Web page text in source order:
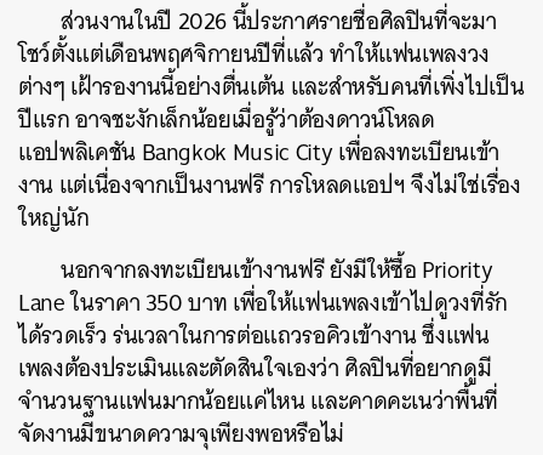
ส่วนงานในปี 2026 นี้ประกาศรายชื่อศิลปินที่จะมา
โชว์ตั้งแต่เดือนพฤศจิกายนปีที่แล้ว ทำให้แฟนเพลงวง
ต่างๆ เฝ้ารองานนี้อย่างตื่นเต้น และสำหรับคนที่เพิ่งไปเป็น
ปีแรก อาจชะงักเล็กน้อยเมื่อรู้ว่าต้องดาวน์โหลด
แอปพลิเคชันBangkok Music City เพื่อลงทะเบียนเข้า
งาน แต่เนื่องจากเป็นงานฟรี การโหลดแอปฯ จึงไม่ใช่เรื่อง
ใหญ่นัก
นอกจากลงทะเบียนเข้างานฟรี ยังมีให้ซื้อ Priority
Lane ในราคา 350 บาท เพื่อให้แฟนเพลงเข้าไปดูวงที่รัก
ได้รวดเร็ว ร่นเวลาในการต่อแถวรอคิวเข้างาน ซึ่งแฟน
เพลงต้องประเมินและตัดสินใจเองว่า ศิลปินที่อยากดูมี
จำนวนฐานแฟนมากน้อยแค่ไหน และคาดคะเนว่าพื้นที่
จัดงานมีขนาดความจุเพียงพอหรือไม่